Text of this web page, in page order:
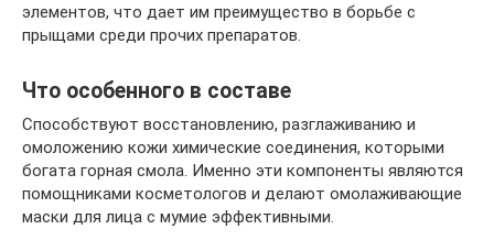
элементов, что дает им преимущество в борьбе с
прыщами среди прочих препаратов.
Что особенного в составе
Способствуют восстановлению, разглаживанию и
омоложению кожи химические соединения, которыми
богата горная смола. Именно эти компоненты являются
помощниками косметологов и делают омолаживающие
маски для лица с мумие эффективными.